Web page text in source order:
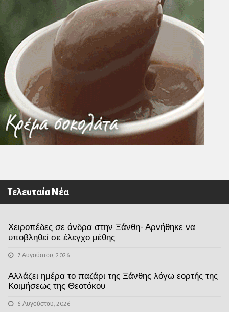
Τελευταία Νέα
Χειροπέδες σε άνδρα στην Ξάνθη- Αρνήθηκε να
υποβληθεί σε έλεγχο μέθης
7 Αυγούστου, 2026
Αλλάζει ημέρα το παζάρι της Ξάνθης λόγω εορτής της
Κοιμήσεως της Θεοτόκου
6 Αυγούστου, 2026